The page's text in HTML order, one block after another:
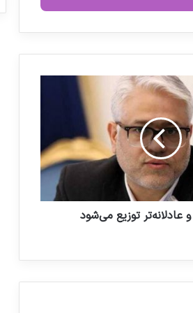
پیشروی ایران در منطقه
دلار دارو و گندم ۲۸ هزار و ۵۰۰ تومانی
و عادلانه‌تر توزیع می‌شود